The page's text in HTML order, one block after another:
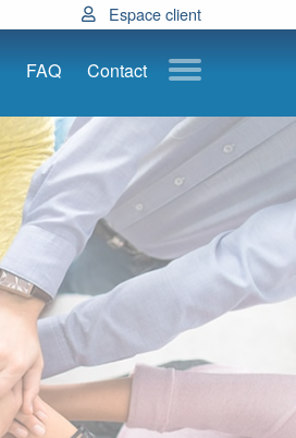
Espace client
FAQ Contact Submenu